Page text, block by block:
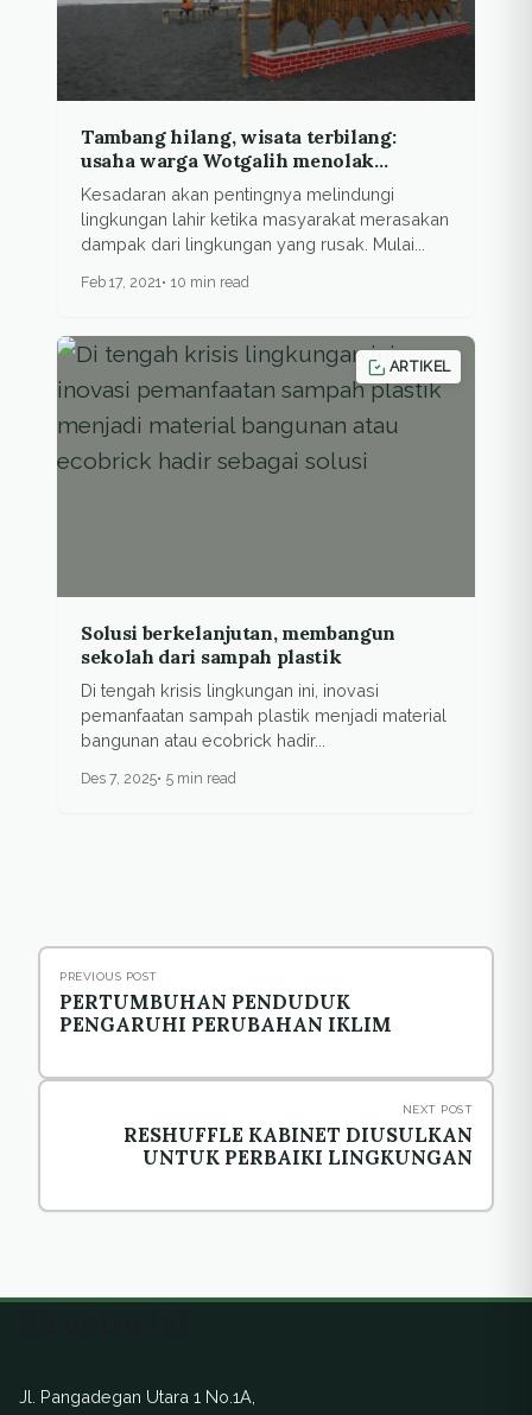
Tambang hilang, wisata terbilang:
usaha warga Wotgalih menolak
tambang pasir
Kesadaran akan pentingnya melindungi
lingkungan lahir ketika masyarakat merasakan
dampak dari lingkungan yang rusak. Mulai...
Feb 17, 2021 10 min read
ARTIKEL
Solusi berkelanjutan, membangun
sekolah dari sampah plastik
Di tengah krisis lingkungan ini, inovasi
pemanfaatan sampah plastik menjadi material
bangunan atau ecobrick hadir...
Des 7, 2025 5 min read
PREVIOUS POST
PERTUMBUHAN PENDUDUK
PENGARUHI PERUBAHAN IKLIM
NEXT POST
RESHUFFLE KABINET DIUSULKAN
UNTUK PERBAIKI LINGKUNGAN
Jl. Pangadegan Utara 1 No.1A,